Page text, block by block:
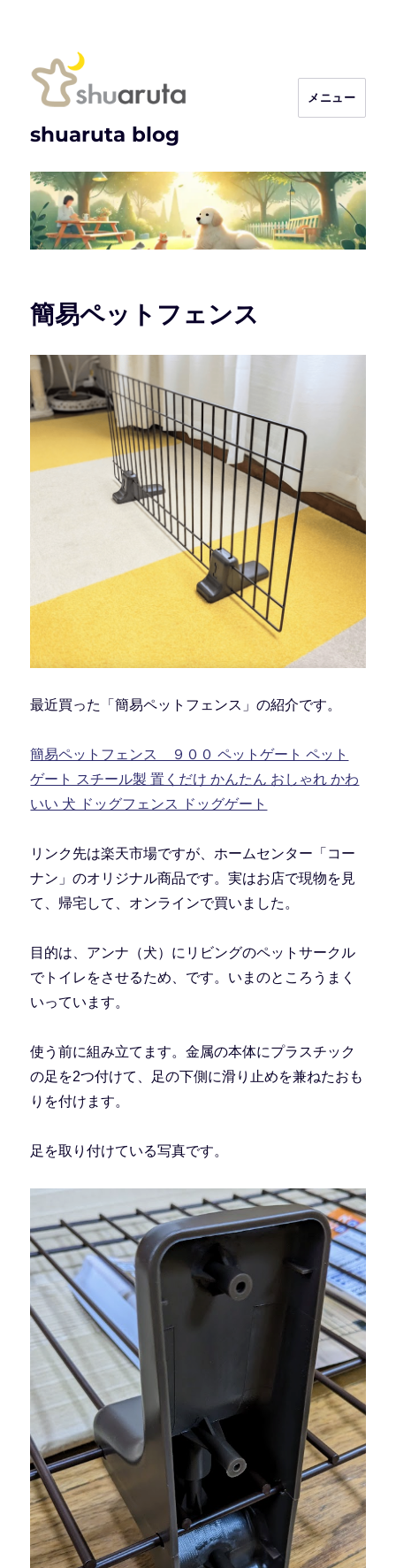
shuaruta blog
メニュー
簡易ペットフェンス
最近買った「簡易ペットフェンス」の紹介です。
簡易ペットフェンス ９００ ペットゲート ペット
ゲート スチール製 置くだけ かんたん おしゃれ かわ
いい 犬 ドッグフェンス ドッグゲート
リンク先は楽天市場ですが、ホームセンター「コー
ナン」のオリジナル商品です。実はお店で現物を見
て、帰宅して、オンラインで買いました。
目的は、アンナ（犬）にリビングのペットサークル
でトイレをさせるため、です。いまのところうまく
いっています。
使う前に組み立てます。金属の本体にプラスチック
の足を2つ付けて、足の下側に滑り止めを兼ねたおも
りを付けます。
足を取り付けている写真です。